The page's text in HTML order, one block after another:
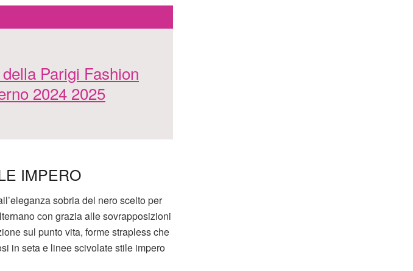
Parigi Fashion
2024 2025
IMPERO
sobria del nero scelto per
con grazia alle sovrapposizioni
sul punto vita, forme strapless che
in seta e linee scivolate stile impero